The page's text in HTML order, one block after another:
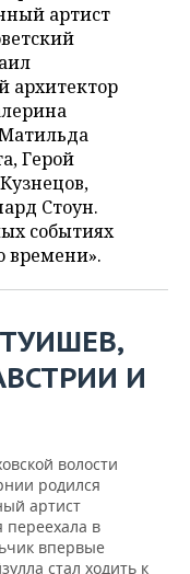
артист
архитектор
Герой
Стоун.
событиях
времени».
И
волости
родился
артист
переехала в
впервые
стал ходить к